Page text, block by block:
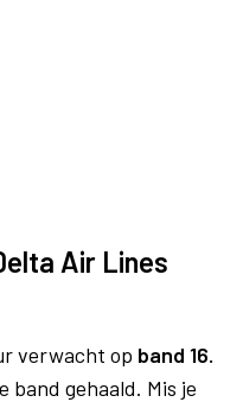
Air Lines
verwacht op band 16.
band gehaald. Mis je